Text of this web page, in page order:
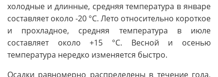
холодные и длинные, средняя температура в январе
составляет около -20 °C. Лето относительно короткое
и прохладное, средняя температура в июле
составляет около +15 °C. Весной и осенью
температура нередко изменяется быстро.
Осадки равномерно распределены в течение года,